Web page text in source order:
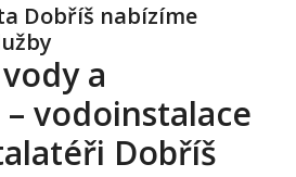
Dobříš nabízíme
a
vodoinstalace
Dobříš